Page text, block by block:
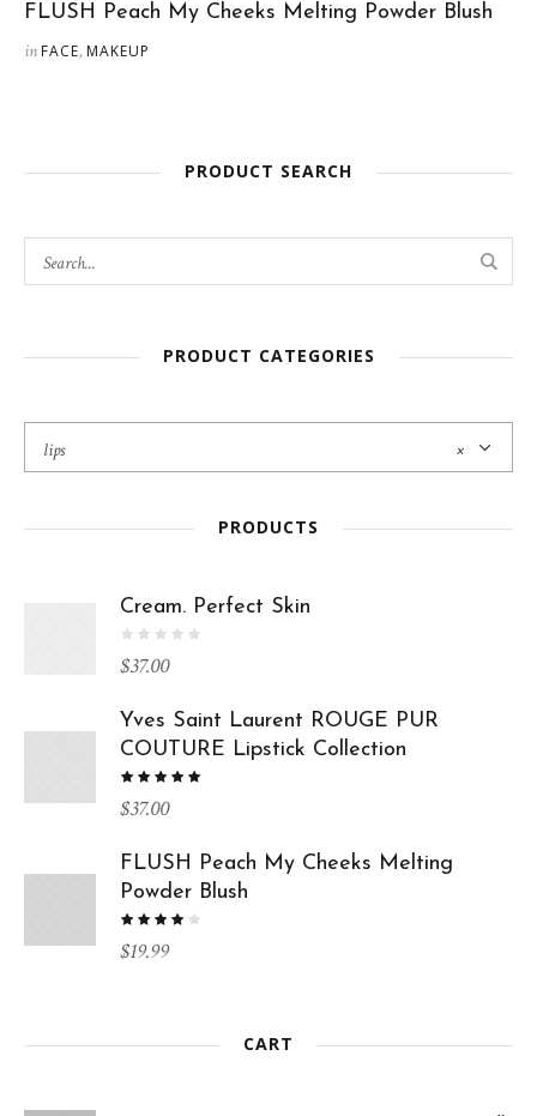
FLUSH Peach My Cheeks Melting Powder Blush
in FACE, MAKEUP
PRODUCT SEARCH
PRODUCT CATEGORIES
×
lips
PRODUCTS
Cream. Perfect Skin
$37.00
Yves Saint Laurent ROUGE PUR
COUTURE Lipstick Collection
$37.00
FLUSH Peach My Cheeks Melting
Powder Blush
$19.99
CART